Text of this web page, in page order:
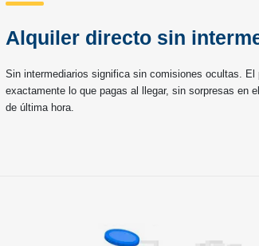
Alquiler directo sin
Sin intermediarios significa sin comisiones ocultas. El
exactamente lo que pagas al llegar, sin sorpresas en
de última hora.